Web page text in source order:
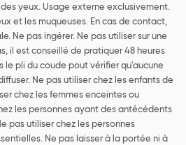
yeux. Usage externe exclusivement.
et les muqueuses. En cas de contact,
Ne pas ingérer. Ne pas utiliser sur une
il est conseillé de pratiquer 48 heures
le pli du coude pout vérifier qu'aucune
Ne pas utiliser chez les enfants de
chez les femmes enceintes ou
les personnes ayant des antécédents
pas utiliser chez les personnes
Ne pas laisser à la portée ni à